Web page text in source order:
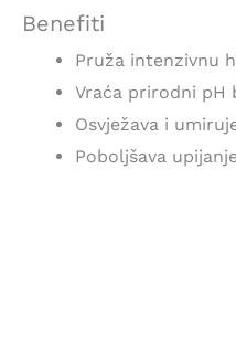
Benefiti
Pruža intenzivnu
Vraća prirodni pH
Osvježava i
Poboljšava